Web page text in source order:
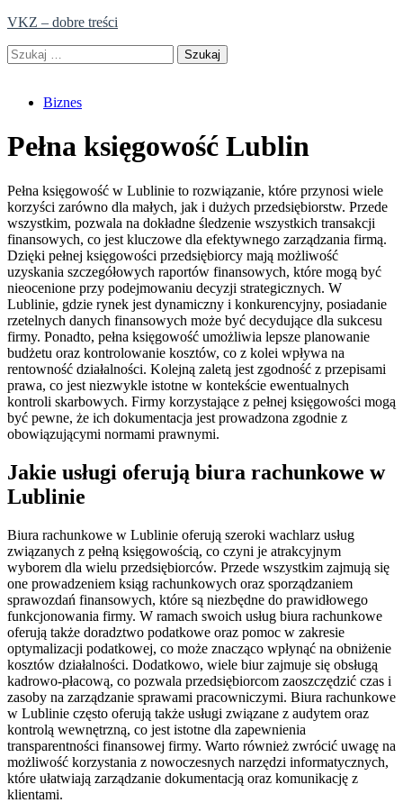
Skip
content
VKZ – dobre treści
Szukaj:
Biznes
Pełna księgowość Lublin
Pełna księgowość w Lublinie to rozwiązanie, które przynosi wiele
korzyści zarówno dla małych, jak i dużych przedsiębiorstw. Przede
wszystkim, pozwala na dokładne śledzenie wszystkich transakcji
finansowych, co jest kluczowe dla efektywnego zarządzania firmą.
Dzięki pełnej księgowości przedsiębiorcy mają możliwość
uzyskania szczegółowych raportów finansowych, które mogą być
nieocenione przy podejmowaniu decyzji strategicznych. W
Lublinie, gdzie rynek jest dynamiczny i konkurencyjny, posiadanie
rzetelnych danych finansowych może być decydujące dla sukcesu
firmy. Ponadto, pełna księgowość umożliwia lepsze planowanie
budżetu oraz kontrolowanie kosztów, co z kolei wpływa na
rentowność działalności. Kolejną zaletą jest zgodność z przepisami
prawa, co jest niezwykle istotne w kontekście ewentualnych
kontroli skarbowych. Firmy korzystające z pełnej księgowości mogą
być pewne, że ich dokumentacja jest prowadzona zgodnie z
obowiązującymi normami prawnymi.
Jakie usługi oferują biura rachunkowe w
Lublinie
Biura rachunkowe w Lublinie oferują szeroki wachlarz usług
związanych z pełną księgowością, co czyni je atrakcyjnym
wyborem dla wielu przedsiębiorców. Przede wszystkim zajmują się
one prowadzeniem ksiąg rachunkowych oraz sporządzaniem
sprawozdań finansowych, które są niezbędne do prawidłowego
funkcjonowania firmy. W ramach swoich usług biura rachunkowe
oferują także doradztwo podatkowe oraz pomoc w zakresie
optymalizacji podatkowej, co może znacząco wpłynąć na obniżenie
kosztów działalności. Dodatkowo, wiele biur zajmuje się obsługą
kadrowo-płacową, co pozwala przedsiębiorcom zaoszczędzić czas i
zasoby na zarządzanie sprawami pracowniczymi. Biura rachunkowe
w Lublinie często oferują także usługi związane z audytem oraz
kontrolą wewnętrzną, co jest istotne dla zapewnienia
transparentności finansowej firmy. Warto również zwrócić uwagę na
możliwość korzystania z nowoczesnych narzędzi informatycznych,
które ułatwiają zarządzanie dokumentacją oraz komunikację z
klientami.